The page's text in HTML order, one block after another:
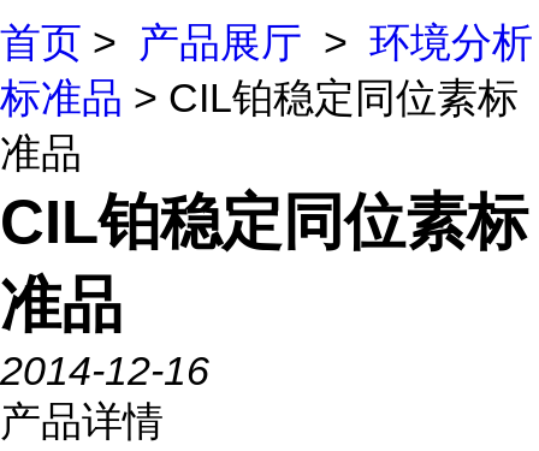
首页 > 产品展厅 > 环境分析
标准品 > CIL铂稳定同位素标
准品
CIL铂稳定同位素标
准品
2014-12-16
产品详情